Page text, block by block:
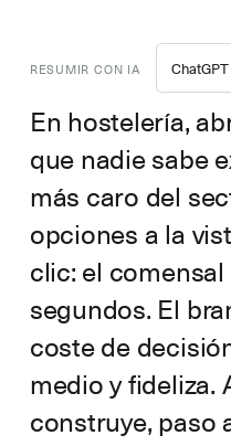
RESUMIR CON IA ChatGPT
En hostelería,
que nadie sabe
más caro del
opciones a la
clic: el
segundos. El
coste de
medio y fideliza.
construye, paso